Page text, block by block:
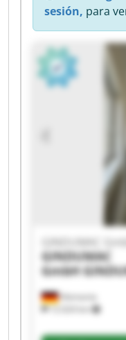
sesión, para
Alemania
12.024 km
GINDUMAC
GINDUMAC
GmbH